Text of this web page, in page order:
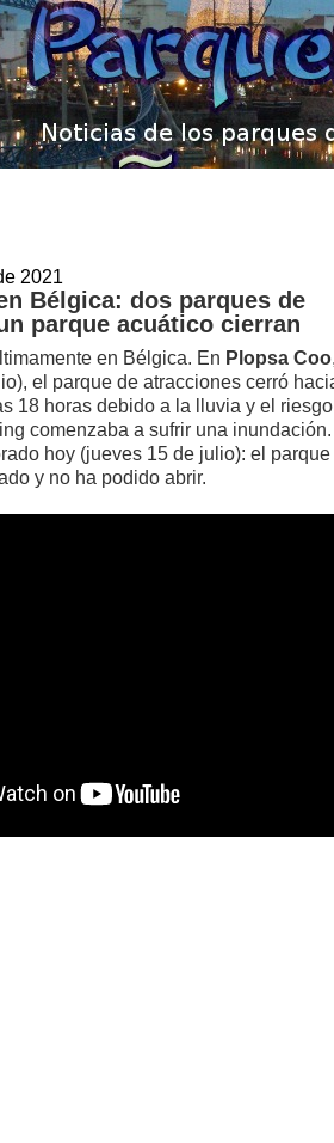
2021
Bélgica: dos parques de
parque acuático cierran
en Bélgica. En Plopsa Coo
el parque de atracciones cerró
18 horas debido a la lluvia y el
comenzaba a sufrir una
hoy (jueves 15 de julio): el parque
y no ha podido abrir.